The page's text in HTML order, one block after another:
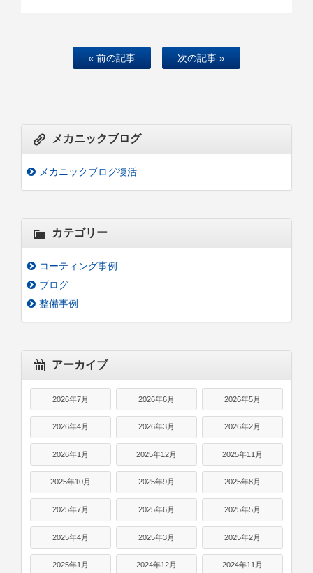
« 前の記事 次の記事 »
メカニックブログ
メカニックブログ復活
カテゴリー
コーティング事例
ブログ
整備事例
アーカイブ
2026年7月 2026年6月 2026年5月
2026年4月 2026年3月 2026年2月
2026年1月 2025年12月 2025年11月
2025年10月 2025年9月 2025年8月
2025年7月 2025年6月 2025年5月
2025年4月 2025年3月 2025年2月
2025年1月 2024年12月 2024年11月